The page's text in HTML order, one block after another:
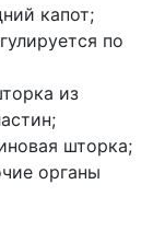
капот;
по
из
шторка;
органы